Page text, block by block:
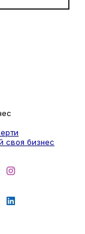
своя бизнес